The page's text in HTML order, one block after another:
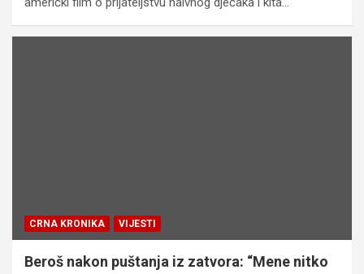
CRNA KRONIKA VIJESTI
Beroš nakon puštanja iz zatvora: “Mene nitko